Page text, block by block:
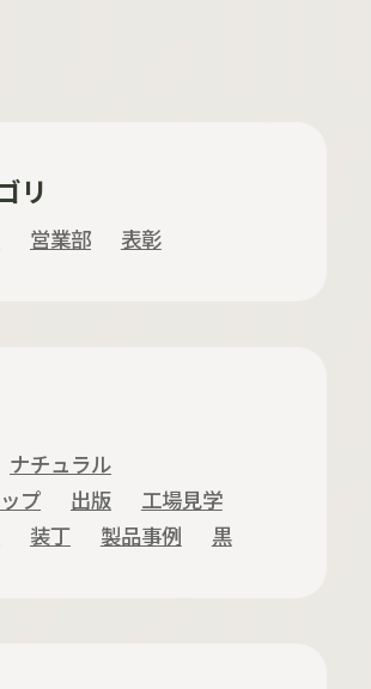
リ
営業部 表彰
ナチュラル
プ
出版
工場見学
装丁 製品事例 黒